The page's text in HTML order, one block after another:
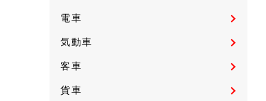
電車
気動車
客車
貨車